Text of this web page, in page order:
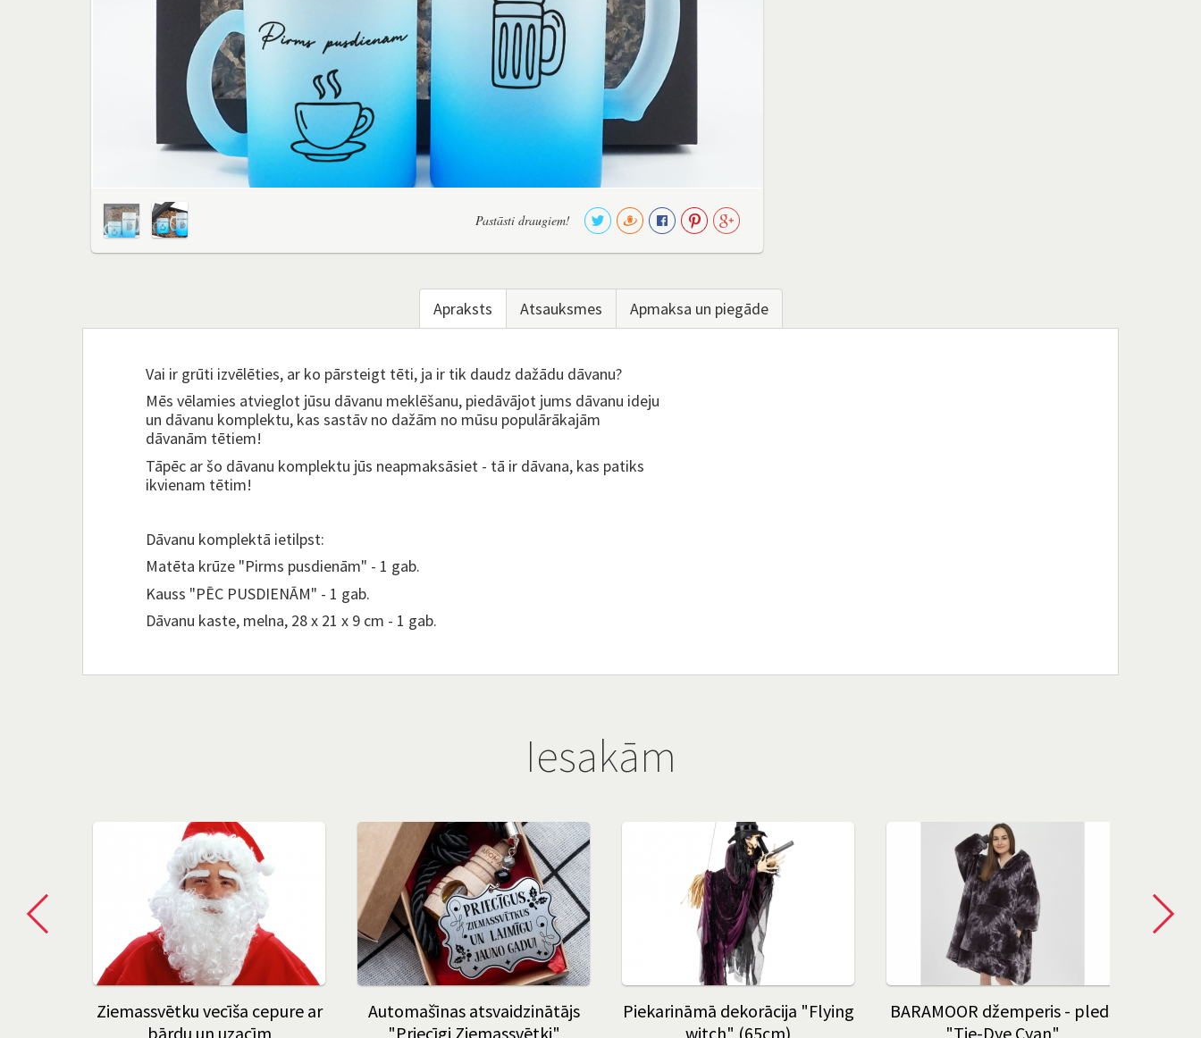
Pastāsti draugiem!
Apraksts Atsauksmes Apmaksa un piegāde
Vai ir grūti izvēlēties, ar ko pārsteigt tēti, ja ir tik daudz dažādu dāvanu?
Mēs vēlamies atvieglot jūsu dāvanu meklēšanu, piedāvājot jums dāvanu ideju
un dāvanu komplektu, kas sastāv no dažām no mūsu populārākajām
dāvanām tētiem!
Tāpēc ar šo dāvanu komplektu jūs neapmaksāsiet - tā ir dāvana, kas patiks
ikvienam tētim!
Dāvanu komplektā ietilpst:
Matēta krūze "Pirms pusdienām" - 1 gab.
Kauss "PĒC PUSDIENĀM" - 1 gab.
Dāvanu kaste, melna, 28 x 21 x 9 cm - 1 gab.
Iesakām
Ziemassvētku vecīša cepure ar
bārdu un uzacīm
Automašīnas atsvaidzinātājs
"Priecīgi Ziemassvētki"
Piekarināmā dekorācija "Flying
witch" (65cm)
BARAMOOR džemperis - pleds
"Tie-Dye Cyan"